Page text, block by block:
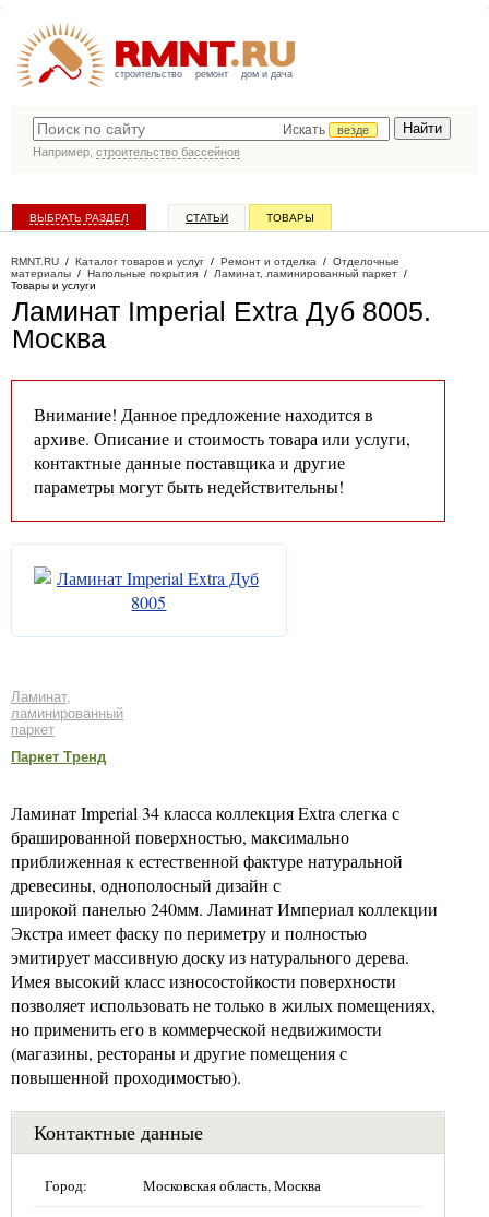
строительство ремонт дом и дача
Искать
везде
Например, строительство бассейнов
ВЫБРАТЬ РАЗДЕЛ СТАТЬИ ТОВАРЫ
RMNT.RU / Каталог товаров и услуг / Ремонт и отделка / Отделочные
материалы / Напольные покрытия / Ламинат, ламинированный паркет /
Товары и услуги
Ламинат Imperial Extra Дуб 8005.
Москва
Внимание! Данное предложение находится в
архиве. Описание и стоимость товара или услуги,
контактные данные поставщика и другие
параметры могут быть недействительны!
Ламинат,
ламинированный
паркет
Паркет Тренд
Ламинат Imperial 34 класса коллекция Extra слегка с
брашированной поверхностью, максимально
приближенная к естественной фактуре натуральной
древесины, однополосный дизайн с
широкой панелью 240мм. Ламинат Империал коллекции
Экстра имеет фаску по периметру и полностью
эмитирует массивную доску из натурального дерева.
Имея высокий класс износостойкости поверхности
позволяет использовать не только в жилых помещениях,
но применить его в коммерческой недвижимости
(магазины, рестораны и другие помещения с
повышенной проходимостью).
Контактные данные
Город: Московская область, Москва